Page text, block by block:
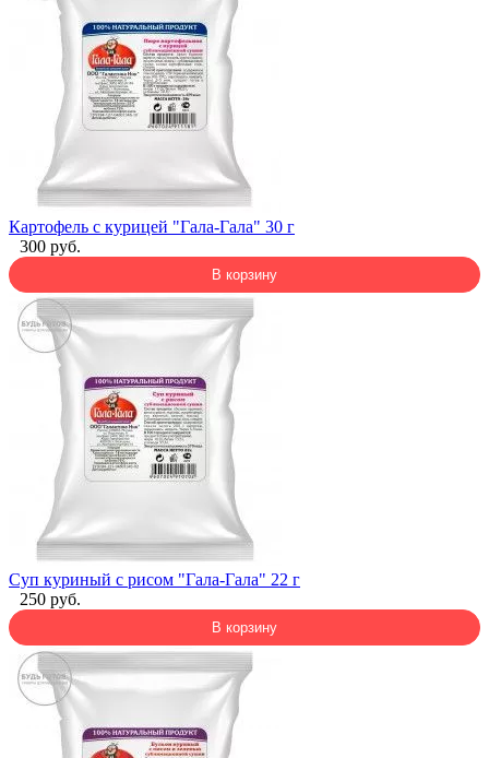
Картофель с курицей "Гала-Гала" 30 г
300 руб.
В корзину
Суп куриный с рисом "Гала-Гала" 22 г
250 руб.
В корзину